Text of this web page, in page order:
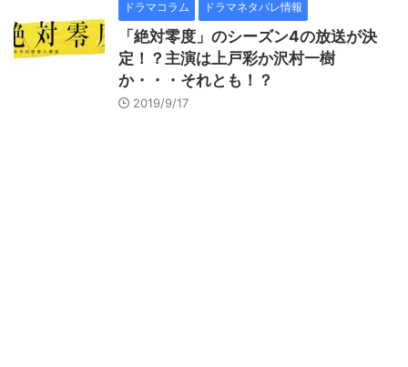
ドラマコラム ドラマネタバレ情報
「絶対零度」のシーズン4の放送が決
定！？主演は上戸彩か沢村一樹
か・・・それとも！？
2019/9/17